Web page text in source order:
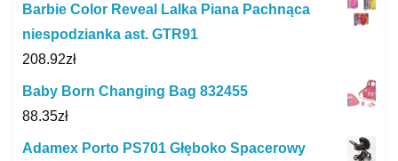
Barbie Color Reveal Lalka Piana Pachnąca
niespodzianka ast. GTR91
208.92zł
Baby Born Changing Bag 832455
88.35zł
Adamex Porto PS701 Głęboko Spacerowy